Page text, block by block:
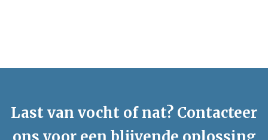
Last van vocht of nat? Contacteer